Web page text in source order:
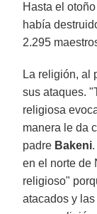
Hasta el
había
2.295
La religión, al
sus ataques.
religiosa
manera le da
padre Bakeni
en el norte de
religioso"
atacados y